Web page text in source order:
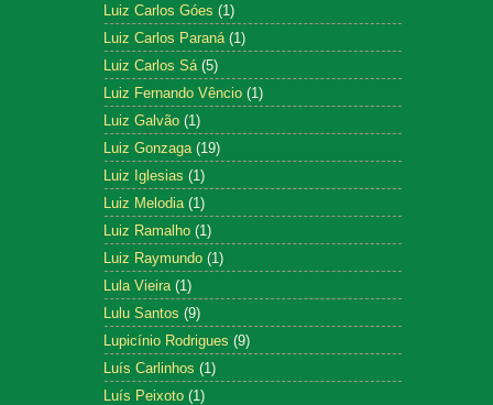
Luiz Carlos Góes (1)
Luiz Carlos Paraná (1)
Luiz Carlos Sá (5)
Luiz Fernando Vêncio (1)
Luiz Galvão (1)
Luiz Gonzaga (19)
Luiz Iglesias (1)
Luiz Melodia (1)
Luiz Ramalho (1)
Luiz Raymundo (1)
Lula Vieira (1)
Lulu Santos (9)
Lupicínio Rodrigues (9)
Luís Carlinhos (1)
Luís Peixoto (1)